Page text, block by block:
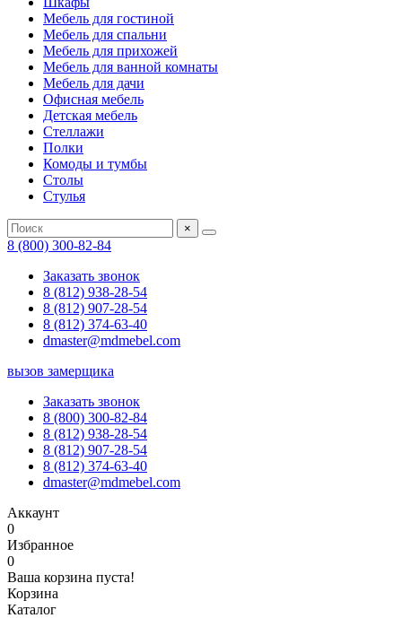
Мебель для гостиной
Мебель для спальни
Мебель для прихожей
Мебель для ванной комнаты
Мебель для дачи
Офисная мебель
Детская мебель
Стеллажи
Полки
Комоды и тумбы
Столы
Стулья
×
8 (800) 300-82-84
Заказать звонок
8 (812) 938-28-54
8 (812) 907-28-54
8 (812) 374-63-40
dmaster@mdmebel.com
вызов замерщика
Заказать звонок
8 (800) 300-82-84
8 (812) 938-28-54
8 (812) 907-28-54
8 (812) 374-63-40
dmaster@mdmebel.com
Аккаунт
0
Избранное
0
Ваша корзина пуста!
Корзина
Каталог